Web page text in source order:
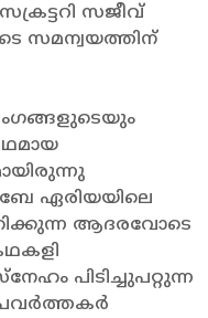
സജീവ്
സമന്വയത്തിന്
ഏരിയയിലെ
ആദരവോടെ
പിടിച്ചുപറ്റുന്ന